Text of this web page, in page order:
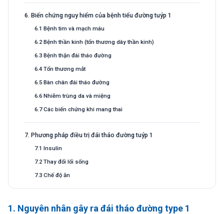
6. Biến chứng nguy hiểm của bệnh tiểu đường tuýp 1
6.1 Bệnh tim và mạch máu
6.2 Bệnh thần kinh (tổn thương dây thần kinh)
6.3 Bệnh thận đái tháo đường
6.4 Tổn thương mắt
6.5 Bàn chân đái tháo đường
6.6 Nhiễm trùng da và miệng
6.7 Các biến chứng khi mang thai
7. Phương pháp điều trị đái tháo đường tuýp 1
7.1 Insulin
7.2 Thay đổi lối sống
7.3 Chế độ ăn
1. Nguyên nhân gây ra đái tháo đường type 1